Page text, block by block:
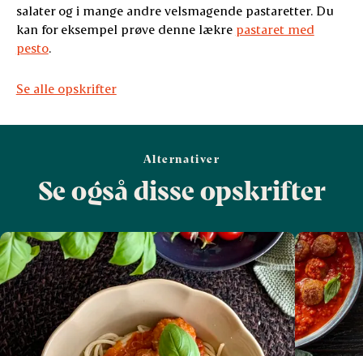
salater og i mange andre velsmagende pastaretter. Du
kan for eksempel prøve denne lækre pastaret med
pesto.
Se alle opskrifter
Alternativer
Se også disse opskrifter